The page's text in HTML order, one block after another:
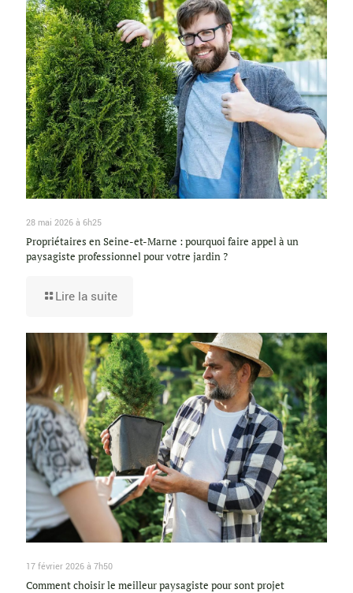
28 mai 2026 à 6h25
Propriétaires en Seine-et-Marne : pourquoi faire appel à un
paysagiste professionnel pour votre jardin ?
Lire la suite
17 février 2026 à 7h50
Comment choisir le meilleur paysagiste pour sont projet